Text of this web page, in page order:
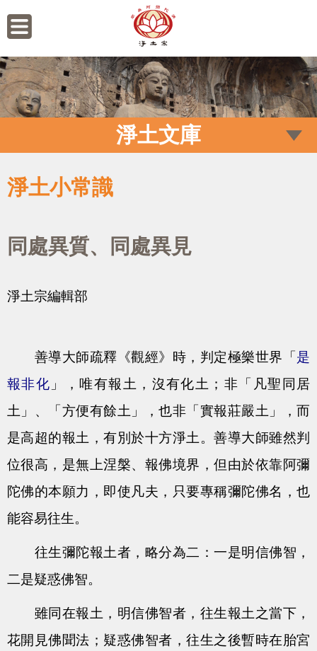
淨土文庫
淨土小常識
同處異質、同處異見
淨土宗編輯部
善導大師疏釋《觀經》時，判定極樂世界「 是
報非化 」，唯有報土，沒有化土；非「凡聖同居
土」、「方便有餘土」，也非「實報莊嚴土」，而
是高超的報土，有別於十方淨土。善導大師雖然判
位很高，是無上涅槃、報佛境界，但由於依靠阿彌
陀佛的本願力，即使凡夫，只要專稱彌陀佛名，也
能容易往生。
往生彌陀報土者，略分為二：一是明信佛智，
二是疑惑佛智。
雖同在報土，明信佛智者，往生報土之當下，
花開見佛聞法；疑惑佛智者，往生之後暫時在胎宮